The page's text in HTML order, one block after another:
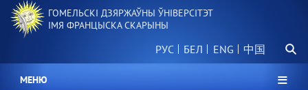
Перайсці
асноўнага
ГОМЕЛЬСКІ ДЗЯРЖАЎНЫ ЎНІВЕРСІТЭТ
ІМЯ ФРАНЦЫСКА СКАРЫНЫ
РУС БЕЛ 中国
МЕНЮ